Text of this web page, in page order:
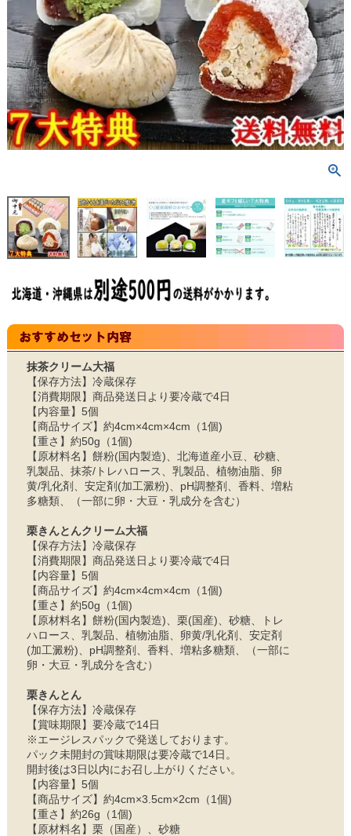
抹茶クリーム大福
【保存方法】冷蔵保存
【消費期限】商品発送日より要冷蔵で4日
【内容量】5個
【商品サイズ】約4cm×4cm×4cm（1個)
【重さ】約50g（1個)
【原材料名】餅粉(国内製造)、北海道産小豆、砂糖、
乳製品、抹茶/トレハロース、乳製品、植物油脂、卵
黄/乳化剤、安定剤(加工澱粉)、pH調整剤、香料、増粘
多糖類、（一部に卵・大豆・乳成分を含む）
栗きんとんクリーム大福
【保存方法】冷蔵保存
【消費期限】商品発送日より要冷蔵で4日
【内容量】5個
【商品サイズ】約4cm×4cm×4cm（1個)
【重さ】約50g（1個)
【原材料名】餅粉(国内製造)、栗(国産)、砂糖、トレ
ハロース、乳製品、植物油脂、卵黄/乳化剤、安定剤
(加工澱粉)、pH調整剤、香料、増粘多糖類、（一部に
卵・大豆・乳成分を含む）
栗きんとん
【保存方法】冷蔵保存
【賞味期限】要冷蔵で14日
※エージレスパックで発送しております。
パック未開封の賞味期限は要冷蔵で14日。
開封後は3日以内にお召し上がりください。
【内容量】5個
【商品サイズ】約4cm×3.5cm×2cm（1個)
【重さ】約26g（1個)
【原材料名】栗（国産）、砂糖